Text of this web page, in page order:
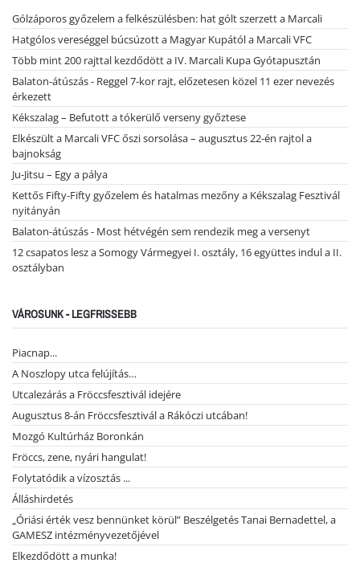
Gólzáporos győzelem a felkészülésben: hat gólt szerzett a Marcali
Hatgólos vereséggel búcsúzott a Magyar Kupától a Marcali VFC
Több mint 200 rajttal kezdődött a IV. Marcali Kupa Gyótapusztán
Balaton-átúszás - Reggel 7-kor rajt, előzetesen közel 11 ezer nevezés
érkezett
Kékszalag – Befutott a tókerülő verseny győztese
Elkészült a Marcali VFC őszi sorsolása – augusztus 22-én rajtol a
bajnokság
Ju-Jitsu – Egy a pálya
Kettős Fifty-Fifty győzelem és hatalmas mezőny a Kékszalag Fesztivál
nyitányán
Balaton-átúszás - Most hétvégén sem rendezik meg a versenyt
12 csapatos lesz a Somogy Vármegyei I. osztály, 16 együttes indul a II.
osztályban
VÁROSUNK - LEGFRISSEBB
Piacnap...
A Noszlopy utca felújítás…
Utcalezárás a Fröccsfesztivál idejére
Augusztus 8-án Fröccsfesztivál a Rákóczi utcában!
Mozgó Kultúrház Boronkán
Fröccs, zene, nyári hangulat!
Folytatódik a vízosztás ...
Álláshirdetés
„Óriási érték vesz bennünket körül” Beszélgetés Tanai Bernadettel, a
GAMESZ intézményvezetőjével
Elkezdődött a munka!